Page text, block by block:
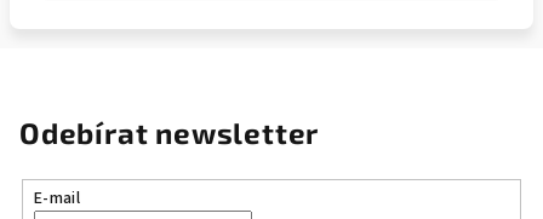
Odebírat newsletter
E-mail